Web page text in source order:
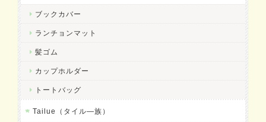
ブックカバー
ランチョンマット
髪ゴム
カップホルダー
トートバッグ
Tailue（タイル―族）